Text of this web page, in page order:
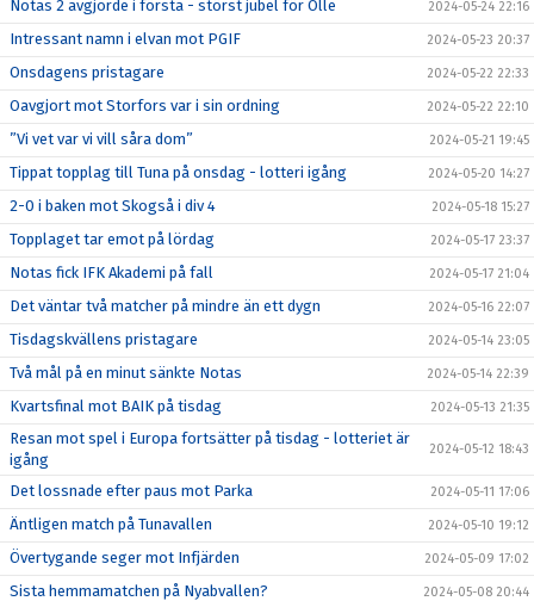
Notas 2 avgjorde i första - störst jubel för Olle 2024-05-24 22:16
Intressant namn i elvan mot PGIF 2024-05-23 20:37
Onsdagens pristagare 2024-05-22 22:33
Oavgjort mot Storfors var i sin ordning 2024-05-22 22:10
”Vi vet var vi vill såra dom” 2024-05-21 19:45
Tippat topplag till Tuna på onsdag - lotteri igång 2024-05-20 14:27
2-0 i baken mot Skogså i div 4 2024-05-18 15:27
Topplaget tar emot på lördag 2024-05-17 23:37
Notas fick IFK Akademi på fall 2024-05-17 21:04
Det väntar två matcher på mindre än ett dygn 2024-05-16 22:07
Tisdagskvällens pristagare 2024-05-14 23:05
Två mål på en minut sänkte Notas 2024-05-14 22:39
Kvartsfinal mot BAIK på tisdag 2024-05-13 21:35
Resan mot spel i Europa fortsätter på tisdag - lotteriet är
igång
2024-05-12 18:43
Det lossnade efter paus mot Parka 2024-05-11 17:06
Äntligen match på Tunavallen 2024-05-10 19:12
Övertygande seger mot Infjärden 2024-05-09 17:02
Sista hemmamatchen på Nyabvallen? 2024-05-08 20:44